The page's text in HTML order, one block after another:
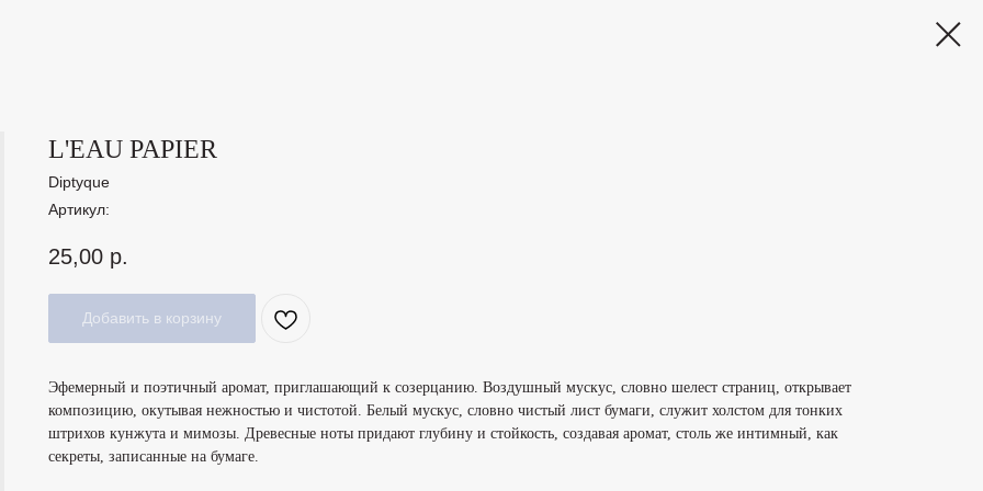
L'EAU PAPIER
Diptyque
Артикул:
25,00 р.
Добавить в корзину
Эфемерный и поэтичный аромат, приглашающий к созерцанию. Воздушный мускус, словно шелест страниц, открывает
композицию, окутывая нежностью и чистотой. Белый мускус, словно чистый лист бумаги, служит холстом для тонких
штрихов кунжута и мимозы. Древесные ноты придают глубину и стойкость, создавая аромат, столь же интимный, как
секреты, записанные на бумаге.